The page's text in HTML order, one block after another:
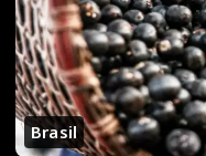
Brasil